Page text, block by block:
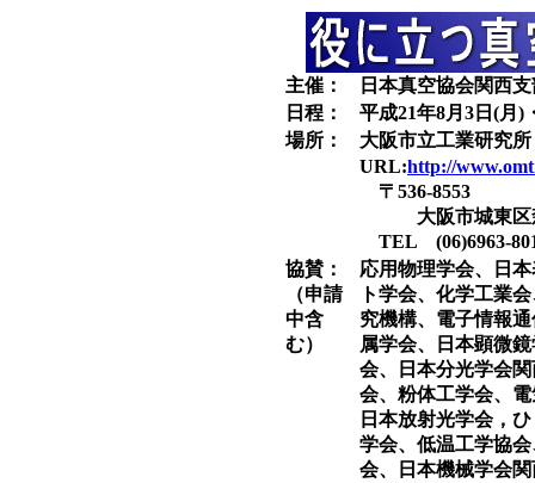
主催：
日本真空協会関西
日程：
平成21年8月3日(月)
場所：
大阪市立工業研究所
URL:http://
〒536-8553
大阪市城東区森
TEL (06)6963-
協賛：
（申請
中含
む）
応用物理学会、日
ト学会、化学工業
究機構、電子情報
属学会、日本顕微
会、日本分光学会
会、粉体工学会、
日本放射光学会，
学会、低温工学協
会、日本機械学会